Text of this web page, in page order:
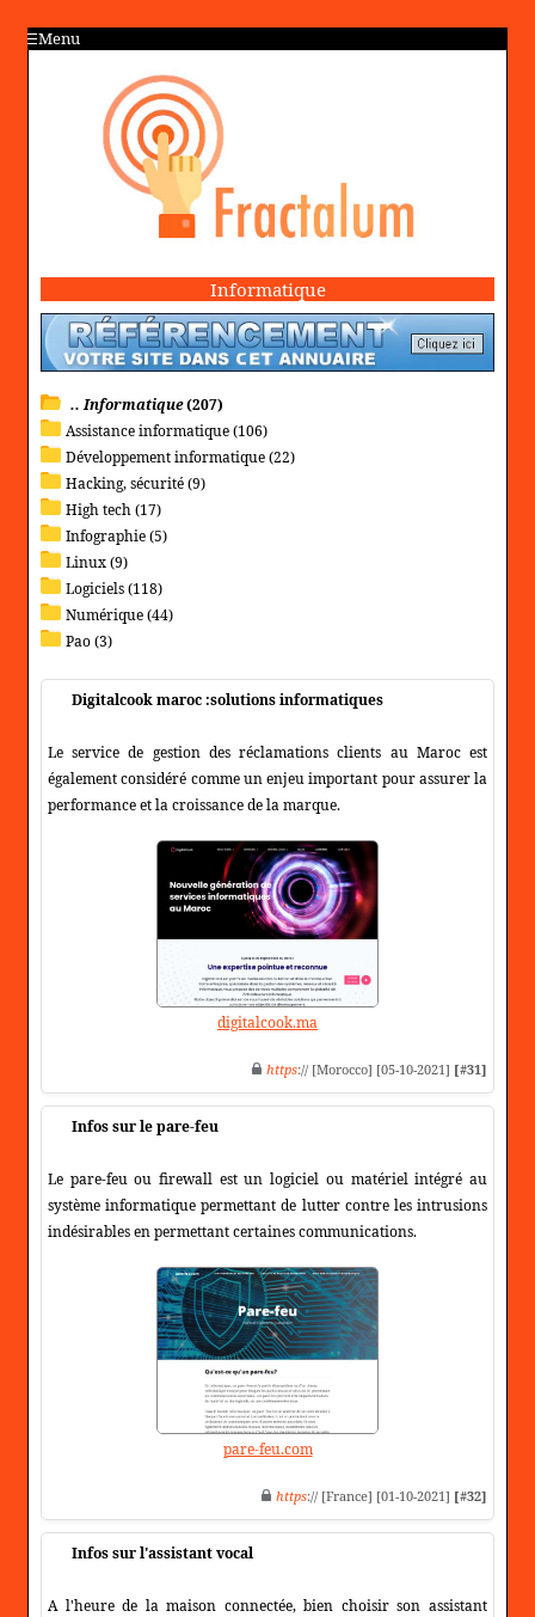
Menu
Informatique
.. Informatique(207)
Assistance informatique (106)
Développement informatique (22)
Hacking, sécurité (9)
High tech (17)
Infographie (5)
Linux (9)
Logiciels (118)
Numérique (44)
Pao (3)
Digitalcook maroc :solutions informatiques
Le service de gestion des réclamations clients au Maroc est
également considéré comme un enjeu important pour assurer la
performance et la croissance de la marque.
digitalcook.ma
https:// [Morocco] [05-10-2021] [#31]
Infos sur le pare-feu
Le pare-feu ou firewall est un logiciel ou matériel intégré au
système informatique permettant de lutter contre les intrusions
indésirables en permettant certaines communications.
pare-feu.com
https:// [France] [01-10-2021] [#32]
Infos sur l'assistant vocal
A l'heure de la maison connectée, bien choisir son assistant